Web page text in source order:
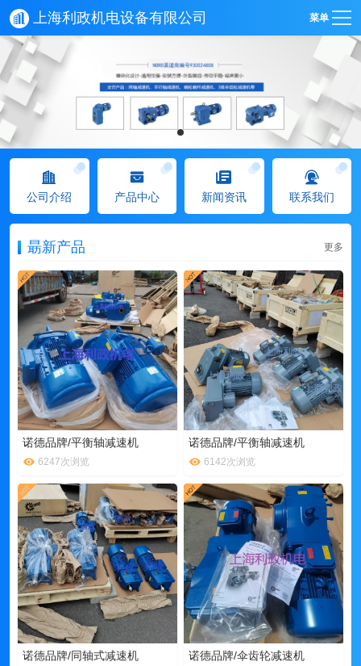
上海利政机电设备有限公司 菜单
公司介绍 产品中心 新闻资讯 联系我们
朂新产品 更多
诺德品牌/平衡轴减速机
6247次浏览
诺德品牌/平衡轴减速机
6142次浏览
诺德品牌/同轴式减速机 诺德品牌/伞齿轮减速机